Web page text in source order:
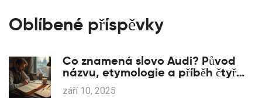
Oblíbené příspěvky
Co znamená slovo Audi? Původ
názvu, etymologie a příběh čtyř
kruhů
září 10, 2025